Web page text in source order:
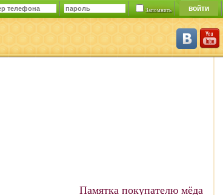
Запомнить
Памятка покупателю мёда